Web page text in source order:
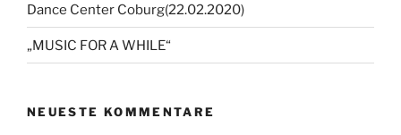
Dance Center Coburg(22.02.2020)
„MUSIC FOR A WHILE“
NEUESTE KOMMENTARE